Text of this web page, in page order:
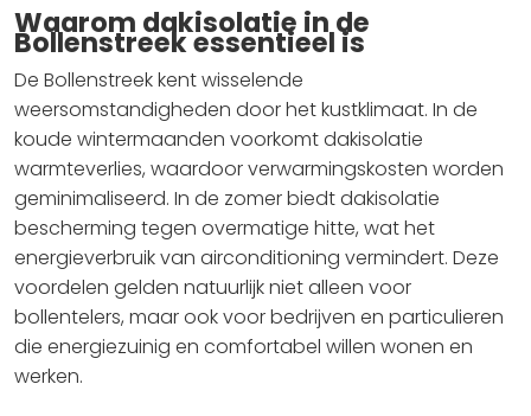
Waarom dakisolatie in de
Bollenstreek essentieel is
De Bollenstreek kent wisselende
weersomstandigheden door het kustklimaat. In de
koude wintermaanden voorkomt dakisolatie
warmteverlies, waardoor verwarmingskosten worden
geminimaliseerd. In de zomer biedt dakisolatie
bescherming tegen overmatige hitte, wat het
energieverbruik van airconditioning vermindert. Deze
voordelen gelden natuurlijk niet alleen voor
bollentelers, maar ook voor bedrijven en particulieren
die energiezuinig en comfortabel willen wonen en
werken.